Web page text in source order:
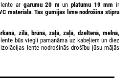
ar garumu 20 m unplatumu 19 mm ir
materiāla.Tāsgumijas līme nodrošina stipru
zilā, brūnā, zaļā, zaļā, dzeltenā, melnā,
būs viegli pamanāma uz kabeļiem un diez
lente nodrošinās drošību jūsu mājās